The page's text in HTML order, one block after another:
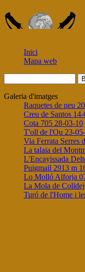
Inici
Mapa web
Galeria d'imatges
Raquetes de neu
Creu de Santos
Cota 705 28-03-10
T'oll de l'Ou 23-
Via Ferrata Serres
La talaia del
L'Encayissada
Puigmail 2913 m
Lo Molló Alforja
La Mola de
Turó de l'Home i